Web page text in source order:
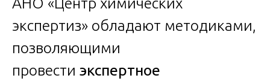
экспертиз» обладают методиками,
позволяющими
провести экспертное